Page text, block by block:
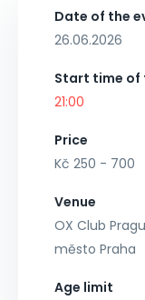
Date of the
26.06.2026
Start time of
21:00
Price
Kč 250 - 700
Venue
OX Club
město Praha
Age limit